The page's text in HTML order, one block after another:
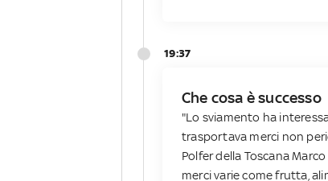
19:37
Che cosa è successo
"Lo sviamento ha
trasportava merci non
Polfer della Toscana
merci varie come frutta,